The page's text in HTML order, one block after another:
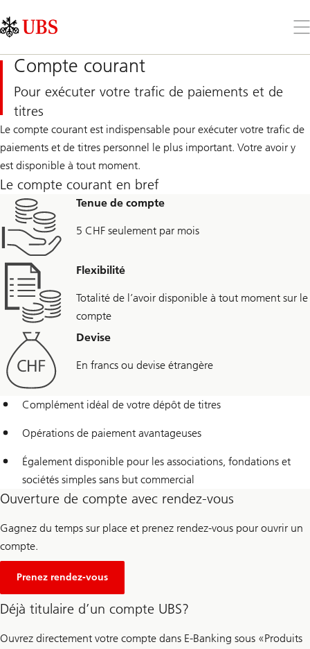
Links
Area
le
Compte courant
Pour exécuter votre trafic de paiements et de
titres
Le compte courant est indispensable pour exécuter votre trafic de
paiements et de titres personnel le plus important. Votre avoir y
est disponible à tout moment.
Le compte courant en bref
Tenue de compte
5 CHF seulement par mois
Flexibilité
Totalité de l’avoir disponible à tout moment sur le
compte
Devise
En francs ou devise étrangère
Complément idéal de votre dépôt de titres
Opérations de paiement avantageuses
Également disponible pour les associations, fondations et
sociétés simples sans but commercial
Ouverture de compte avec rendez-vous
Gagnez du temps sur place et prenez rendez-vous pour ouvrir un
compte.
Prenez rendez-vous
Déjà titulaire d’un compte UBS?
Ouvrez directement votre compte dans E-Banking sous «Produits